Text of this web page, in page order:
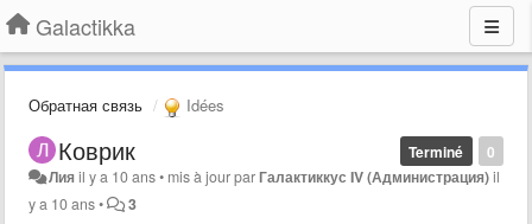
Galactikka
Обратная связь Idées
0
Terminé
Коврик
Лияil y a 10 ans• mis à jour parГалактиккус IV (Администрация)il
y a 10 ans• 3